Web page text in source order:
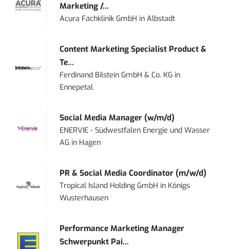
Marketing /...
Acura Fachklinik GmbH inAlbstadt
Content Marketing Specialist Product &
Te...
Ferdinand Bilstein GmbH & Co. KG in
Ennepetal
Social Media Manager (w/m/d)
ENERVIE - Südwestfalen Energie und Wasser
AG in Hagen
PR & Social Media Coordinator (m/w/d)
Tropical Island Holding GmbH in Königs
Wusterhausen
Performance Marketing Manager
Schwerpunkt Pai...